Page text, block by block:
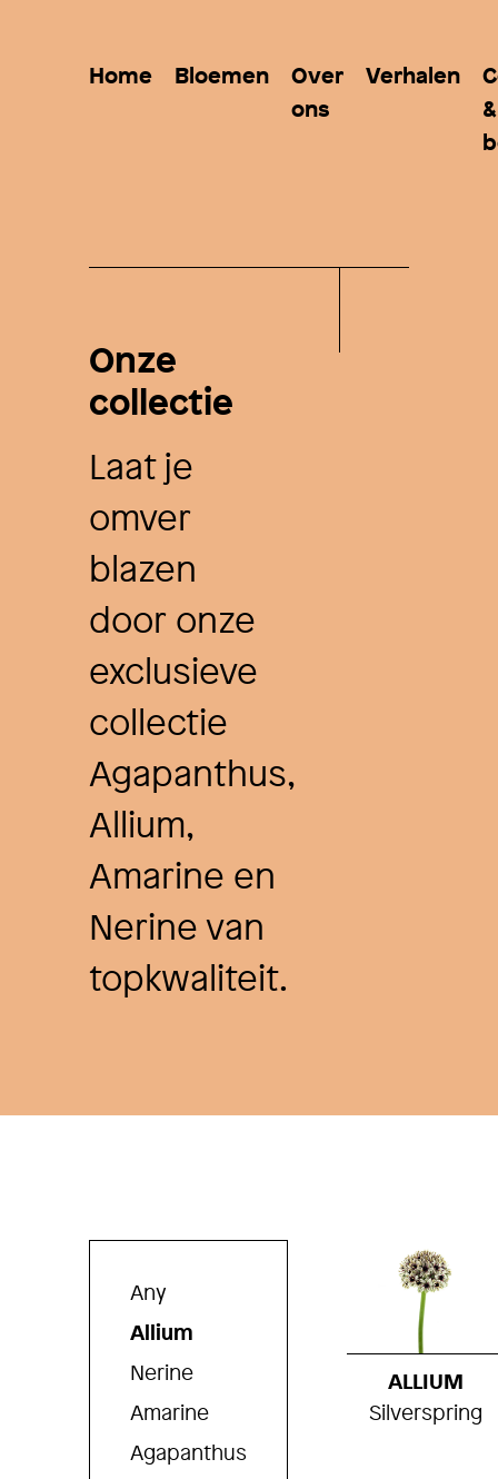
Home Bloemen
Over
ons
Verhalen
&
Onze
collectie
Laat je
omver
blazen
door onze
exclusieve
collectie
Agapanthus,
Allium,
Amarine en
Nerine van
topkwaliteit.
Any
Allium
Nerine
Amarine
Agapanthus
ALLIUM
Silverspring